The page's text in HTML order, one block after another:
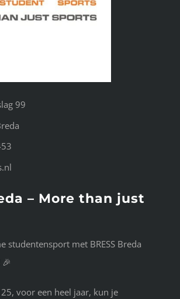
99
– More than just
studentensport met BRESS Breda
voor een heel jaar, kun je